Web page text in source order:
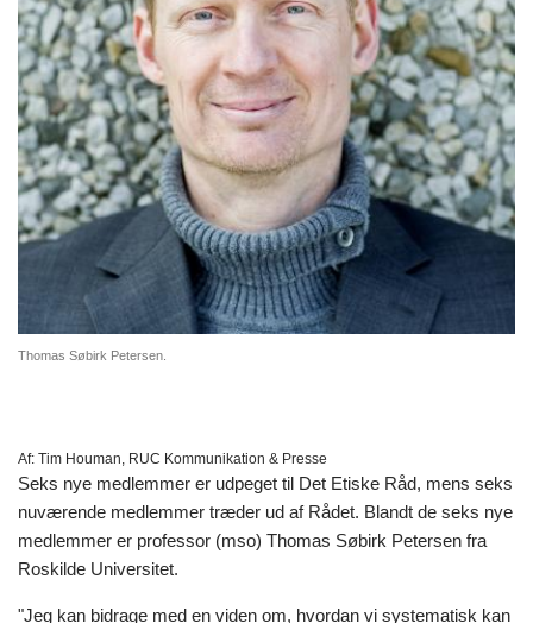
Thomas Søbirk Petersen.
Af: Tim Houman, RUC Kommunikation & Presse
Seks nye medlemmer er udpeget til Det Etiske Råd, mens seks
nuværende medlemmer træder ud af Rådet. Blandt de seks nye
medlemmer er professor (mso) Thomas Søbirk Petersen fra
Roskilde Universitet.
"Jeg kan bidrage med en viden om, hvordan vi systematisk kan